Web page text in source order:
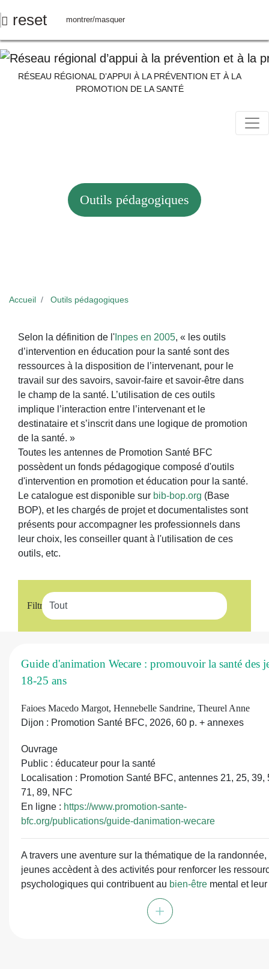
principal
reset montrer/masquer
RÉSEAU RÉGIONAL D’APPUI À LA PRÉVENTION ET À LA
PROMOTION DE LA SANTÉ
Outils pédagogiques
Accueil Outils pédagogiques
Selon la définition de l' Inpes en 2005, « les outils
d’intervention en éducation pour la santé sont des
ressources à la disposition de l’intervenant, pour le
travail sur des savoirs, savoir-faire et savoir-être dans
le champ de la santé. L’utilisation de ces outils
implique l’interaction entre l’intervenant et le
destinataire et s’inscrit dans une logique de promotion
de la santé. »
Toutes les antennes de Promotion Santé BFC
possèdent un fonds pédagogique composé d'outils
d'intervention en promotion et éducation pour la santé.
Le catalogue est disponible sur bib-bop.org (Base
BOP), et les chargés de projet et documentalistes sont
présents pour accompagner les professionnels dans
leur choix, les conseiller quant à l'utilisation de ces
outils, etc.
Filtrer
Guide d'animation Wecare : promouvoir la santé des
18-25 ans
Faioes Macedo Margot, Hennebelle Sandrine, Theurel Anne
Dijon : Promotion Santé BFC, 2026, 60 p. + annexes
Ouvrage
Public : éducateur pour la santé
Localisation : Promotion Santé BFC, antennes 21, 25, 39,
71, 89, NFC
En ligne : https://www.promotion-sante-
bfc.org/publications/guide-danimation-wecare
A travers une aventure sur la thématique de la randonnée,
jeunes accèdent à des activités pour renforcer les
psychologiques qui contribuent au bien-être mental et leur
permettent de faire face aux défis de la vie quotidienne :
du stress et des émotions, connaissance de soi,
et autres aspects essentiels de la santé mentale. Les
+